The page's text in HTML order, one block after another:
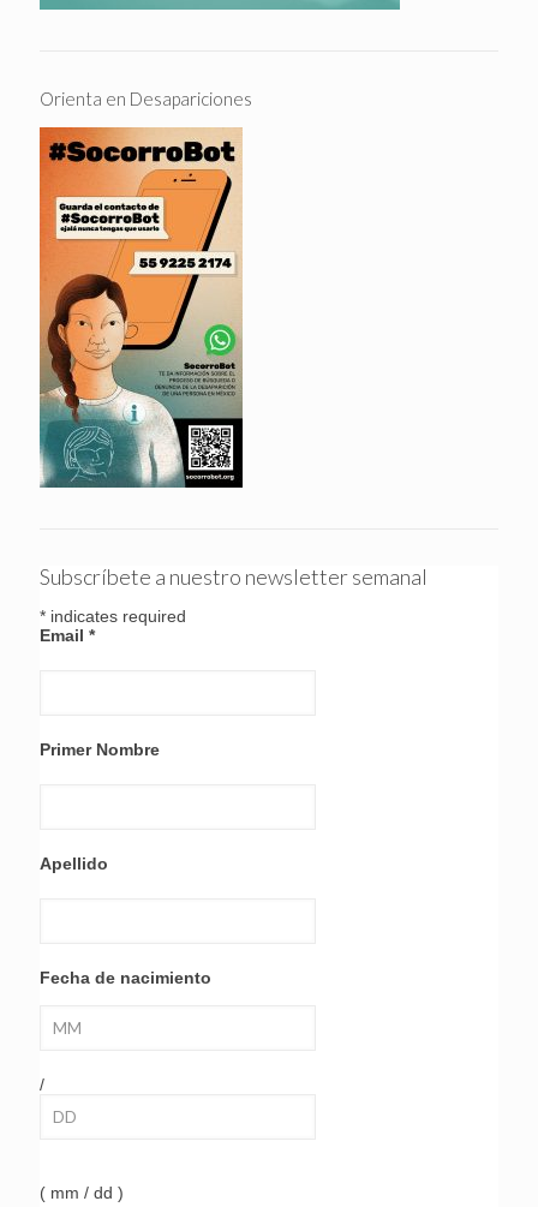
Orienta en Desapariciones
Subscríbete a nuestro newsletter semanal
* indicates required
Email *
Primer Nombre
Apellido
Fecha de nacimiento
/
( mm / dd )